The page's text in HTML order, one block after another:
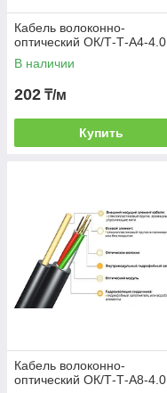
Кабель волоконно-
оптический ОК/Т-Т-А4-4.0
В наличии
202 ₸/м
Купить
Кабель волоконно-
оптический ОК/Т-Т-А8-4.0